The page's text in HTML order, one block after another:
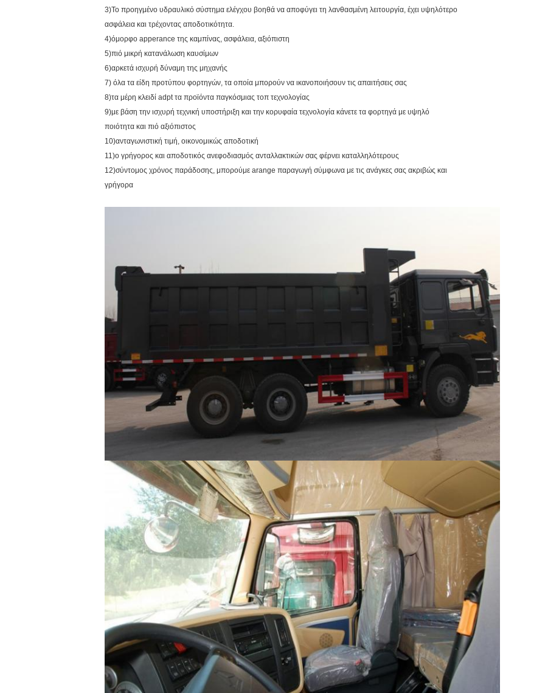
3)Το προηγμένο υδραυλικό σύστημα ελέγχου βοηθά να αποφύγει τη λανθασμένη λειτουργία, έχει υψηλότερο
ασφάλεια και τρέχοντας αποδοτικότητα.
4)όμορφο apperance της καμπίνας, ασφάλεια, αξιόπιστη
5)πιό μικρή κατανάλωση καυσίμων
6)αρκετά ισχυρή δύναμη της μηχανής
7) όλα τα είδη προτύπου φορτηγών, τα οποία μπορούν να ικανοποιήσουν τις απαιτήσεις σας
8)τα μέρη κλειδί adpt τα προϊόντα παγκόσμιας τοπ τεχνολογίας
9)με βάση την ισχυρή τεχνική υποστήριξη και την κορυφαία τεχνολογία κάνετε τα φορτηγά με υψηλό
ποιότητα και πιό αξιόπιστος
10)ανταγωνιστική τιμή, οικονομικώς αποδοτική
11)ο γρήγορος και αποδοτικός ανεφοδιασμός ανταλλακτικών σας φέρνει καταλληλότερους
12)σύντομος χρόνος παράδοσης, μπορούμε arange παραγωγή σύμφωνα με τις ανάγκες σας ακριβώς και
γρήγορα